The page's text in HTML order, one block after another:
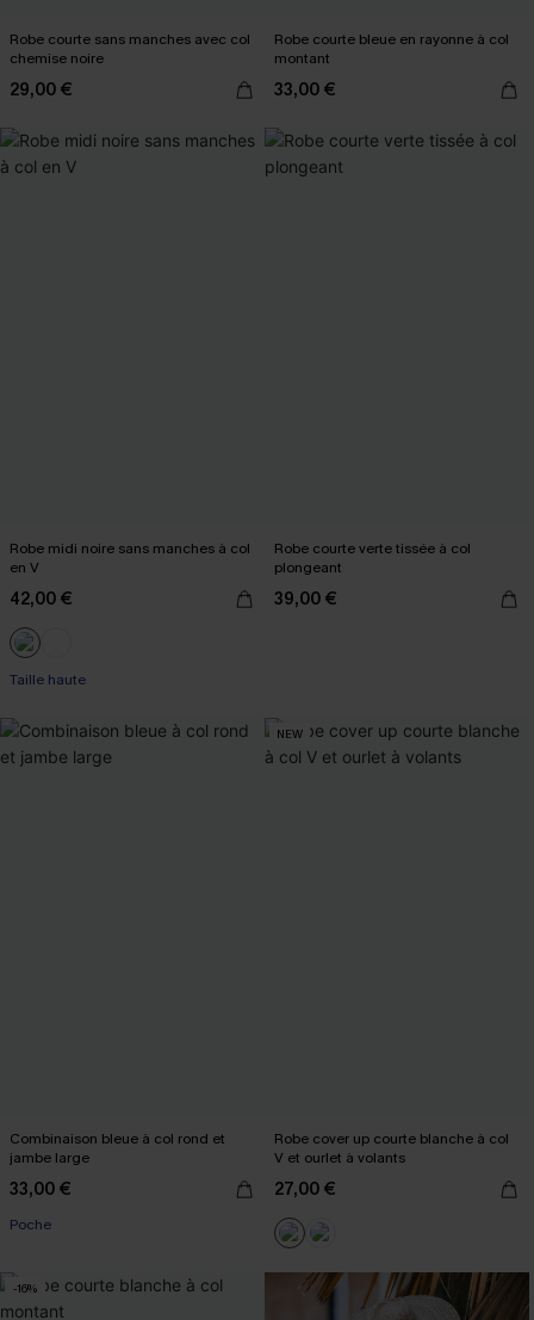
Robe courte sans manches avec col
chemise noire
29,00 €
Robe courte bleue en rayonne à col
montant
33,00 €
Robe midi noire sans manches à col
en V
42,00 €
Taille haute
Robe courte verte tissée à col
plongeant
39,00 €
Combinaison bleue à col rond et
jambe large
33,00 €
Poche
NEW
Robe cover up courte blanche à col
V et ourlet à volants
27,00 €
-16%